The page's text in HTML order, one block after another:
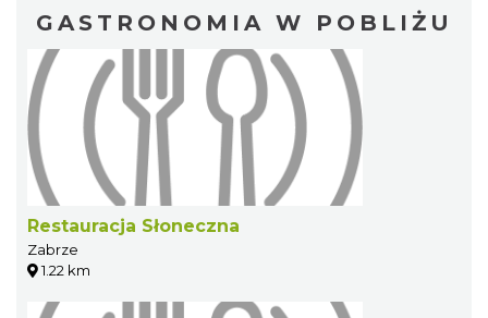
GASTRONOMIA W POBLIŻU
Restauracja Słoneczna
Zabrze
1.22 km